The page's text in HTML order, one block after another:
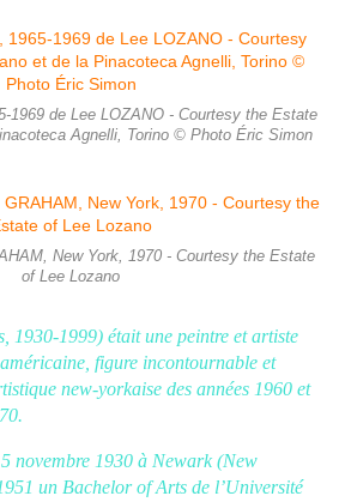
1969 de Lee LOZANO - Courtesy the Estate
Agnelli, Torino © Photo Éric Simon
New York, 1970 - Courtesy the Estate
of Lee Lozano
1930-1999) était une peintre et artiste
figure incontournable et
new-yorkaise des années 1960 et
novembre 1930 à Newark (New
un Bachelor of Arts de l’Université